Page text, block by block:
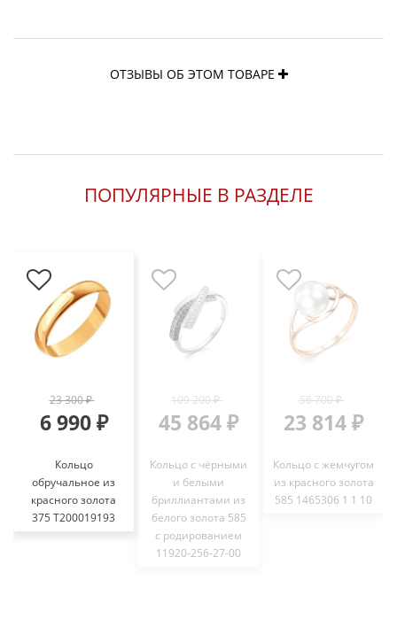
ОТЗЫВЫ ОБ ЭТОМ ТОВАРЕ
ПОПУЛЯРНЫЕ В РАЗДЕЛЕ
23 300 ₽
6 990 ₽
Кольцо
обручальное из
красного золота
375 Т200019193
109 200 ₽
45 864 ₽
Кольцо с чёрными
и белыми
бриллиантами из
белого золота 585
с родированием
11920-256-27-00
56 700 ₽
23 814 ₽
Кольцо с жемчугом
из красного золота
585 1465306 1 1 10